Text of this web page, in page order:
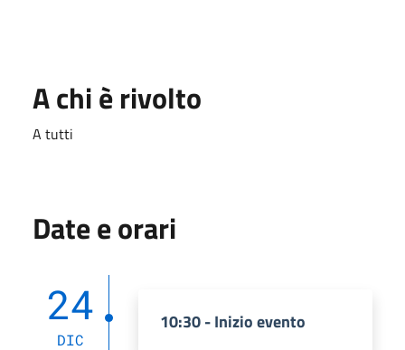
A chi è rivolto
A tutti
Date e orari
24
DIC
10:30 - Inizio evento